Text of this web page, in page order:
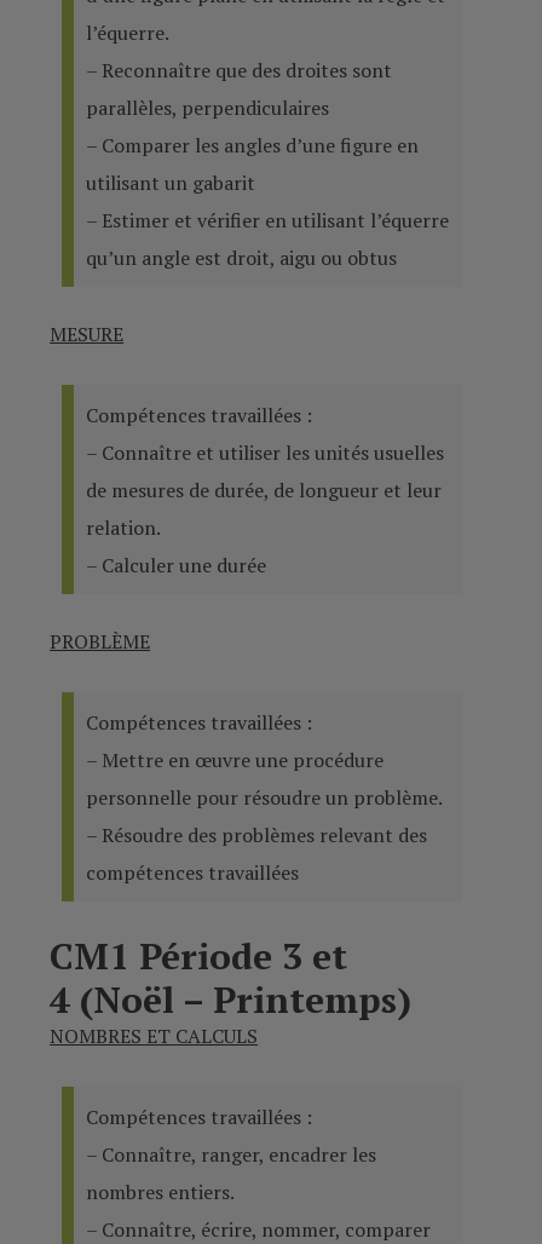
l’équerre.
– Reconnaître que des droites sont
parallèles, perpendiculaires
– Comparer les angles d’une figure en
utilisant un gabarit
– Estimer et vérifier en utilisant l’équerre
qu’un angle est droit, aigu ou obtus
MESURE
Compétences travaillées :
– Connaître et utiliser les unités usuelles
de mesures de durée, de longueur et leur
relation.
– Calculer une durée
PROBLÈME
Compétences travaillées :
– Mettre en œuvre une procédure
personnelle pour résoudre un problème.
– Résoudre des problèmes relevant des
compétences travaillées
CM1 Période 3 et
4 (Noël – Printemps)
NOMBRES ET CALCULS
Compétences travaillées :
– Connaître, ranger, encadrer les
nombres entiers.
– Connaître, écrire, nommer, comparer